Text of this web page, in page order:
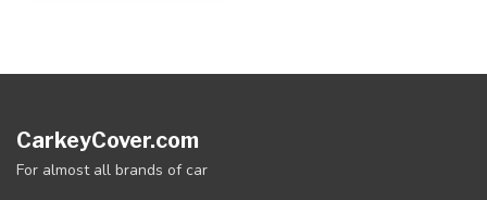
CarkeyCover.com
For almost all brands of car